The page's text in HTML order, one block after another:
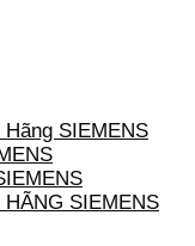
SIEMENS
SIEMENS